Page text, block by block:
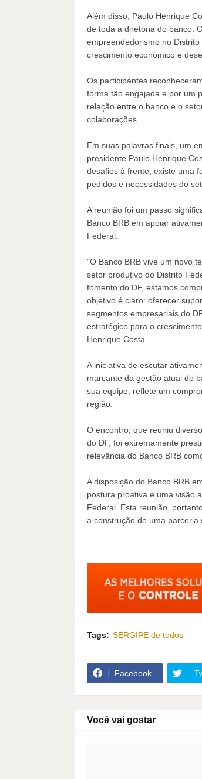
Além disso, Paulo Henrique
de toda a diretoria do banco.
empreendedorismo no
crescimento econômico e
Os participantes
forma tão engajada e por um
relação entre o banco e o
colaborações.
Em suas palavras finais, um
presidente Paulo Henrique
desafios à frente, existe uma
pedidos e necessidades do
A reunião foi um passo
Banco BRB em apoiar
Federal.
"O Banco BRB vive um novo
setor produtivo do Distrito
fomento do DF, estamos
objetivo é claro: oferecer
segmentos empresariais do
estratégico para o
Henrique Costa.
A iniciativa de escutar
marcante da gestão atual do
sua equipe, reflete um
região.
O encontro, que reuniu
do DF, foi extremamente
relevância do Banco BRB
A disposição do Banco BRB
postura proativa e uma visão
Federal. Esta reunião,
a construção de uma parceria
Tags: SERGIPE de todos
Facebook
Você vai gostar